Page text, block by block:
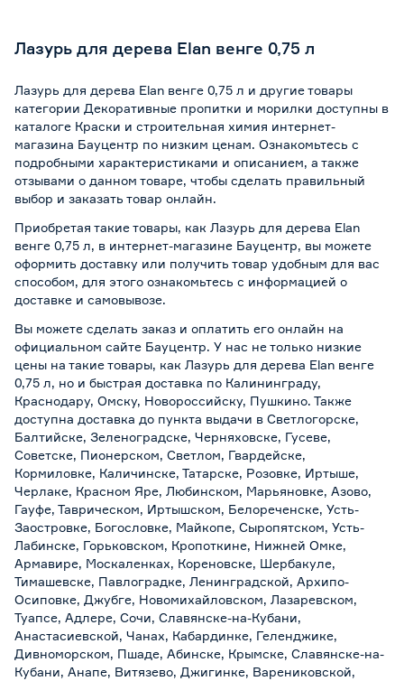
Лазурь для дерева Elan венге 0,75 л
Лазурь для дерева Elan венге 0,75 л и другие товары
категории Декоративные пропитки и морилки доступны в
каталоге Краски и строительная химия интернет-
магазина Бауцентр по низким ценам. Ознакомьтесь с
подробными характеристиками и описанием, а также
отзывами о данном товаре, чтобы сделать правильный
выбор и заказать товар онлайн.
Приобретая такие товары, как Лазурь для дерева Elan
венге 0,75 л, в интернет-магазине Бауцентр, вы можете
оформить доставку или получить товар удобным для вас
способом, для этого ознакомьтесь с информацией о
доставке и самовывозе.
Вы можете сделать заказ и оплатить его онлайн на
официальном сайте Бауцентр. У нас не только низкие
цены на такие товары, как Лазурь для дерева Elan венге
0,75 л, но и быстрая доставка по Калининграду,
Краснодару, Омску, Новороссийску, Пушкино. Также
доступна доставка до пункта выдачи в Светлогорске,
Балтийске, Зеленоградске, Черняховске, Гусеве,
Советске, Пионерском, Светлом, Гвардейске,
Кормиловке, Каличинске, Татарске, Розовке, Иртыше,
Черлаке, Красном Яре, Любинском, Марьяновке, Азово,
Гауфе, Таврическом, Иртышском, Белореченске, Усть-
Заостровке, Богословке, Майкопе, Сыропятском, Усть-
Лабинске, Горьковском, Кропоткине, Нижней Омке,
Армавире, Москаленках, Кореновске, Шербакуле,
Тимашевске, Павлоградке, Ленинградской, Архипо-
Осиповке, Джубге, Новомихайловском, Лазаревском,
Туапсе, Адлере, Сочи, Славянске-на-Кубани,
Анастасиевской, Чанах, Кабардинке, Геленджике,
Дивноморском, Пшаде, Абинске, Крымске, Славянске-на-
Кубани, Анапе, Витязево, Джигинке, Варениковской,